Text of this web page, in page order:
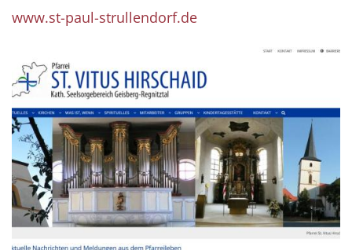
www.st-paul-strullendorf.de